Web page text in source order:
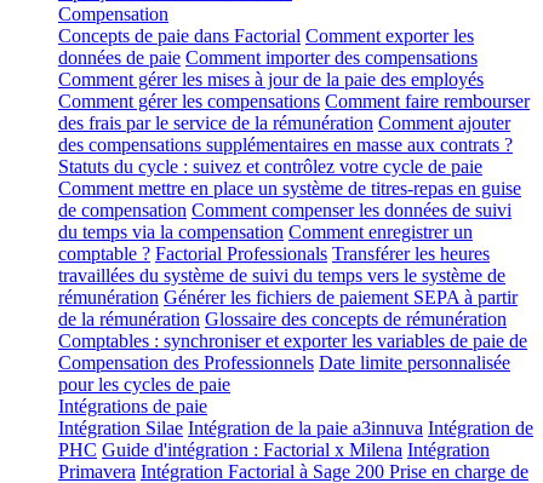
Compensation
Concepts de paie dans Factorial Comment exporter les
données de paie Comment importer des compensations
Comment gérer les mises à jour de la paie des employés
Comment gérer les compensations Comment faire rembourser
des frais par le service de la rémunération Comment ajouter
des compensations supplémentaires en masse aux contrats ?
Statuts du cycle : suivez et contrôlez votre cycle de paie
Comment mettre en place un système de titres-repas en guise
de compensation Comment compenser les données de suivi
du temps via la compensation Comment enregistrer un
comptable ? Factorial Professionals Transférer les heures
travaillées du système de suivi du temps vers le système de
rémunération Générer les fichiers de paiement SEPA à partir
de la rémunération Glossaire des concepts de rémunération
Comptables : synchroniser et exporter les variables de paie de
Compensation des Professionnels Date limite personnalisée
pour les cycles de paie
Intégrations de paie
Intégration Silae Intégration de la paie a3innuva Intégration de
PHC Guide d'intégration : Factorial x Milena Intégration
Primavera Intégration Factorial à Sage 200 Prise en charge de